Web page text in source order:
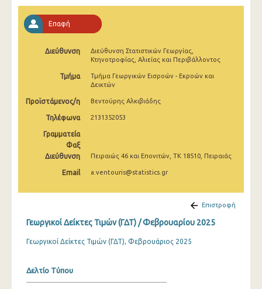
Μαρτίου 2025
Φεβρουαρίου 2025
Ιανουαρίου 2025
Δεκεμβρίου 2024
Νοεμβρίου 2024
Οκτωβρίου 2024
Σεπτεμβρίου 2024
Αυγούστου 2024
Μαΐου 2024
Απριλίου 2024
Μαρτίου 2024
Επαφή
Διεύθυνση
Διεύθυνση Στατιστικών Γεωργίας,
Κτηνοτροφίας, Αλιείας και Περιβάλλοντος
Τμήμα
Τμήμα Γεωργικών Εισροών - Εκροών και
Δεικτών
Προϊστάμενος/η Βεντούρης Αλκιβιάδης
Τηλέφωνα 2131352053
Γραμματεία
Φαξ
Διεύθυνση
Πειραιώς 46 και Επονιτών, ΤΚ 18510, Πειραιάς
Email a.ventouris@statistics.gr
Επιστροφή
Γεωργικοί Δείκτες Τιμών (ΓΔΤ) / Φεβρουαρίου 2025
Γεωργικοί Δείκτες Τιμών (ΓΔΤ), Φεβρουάριος 2025
Δελτίο Τύπου